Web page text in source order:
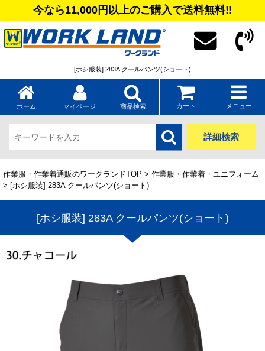
今なら11,000円以上のご購入で送料無料‼
[ホシ服装] 283A クールパンツ(ショート)
ホーム マイページ 商品検索 カート メニュー
詳細検索
作業服・作業着通販のワークランドTOP > 作業服・作業着・ユニフォーム
> [ホシ服装] 283A クールパンツ(ショート)
[ホシ服装] 283A クールパンツ(ショート)